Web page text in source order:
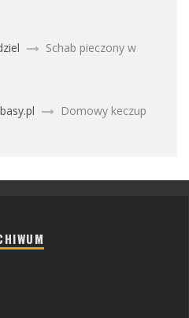
Schab pieczony w
Domowy keczup